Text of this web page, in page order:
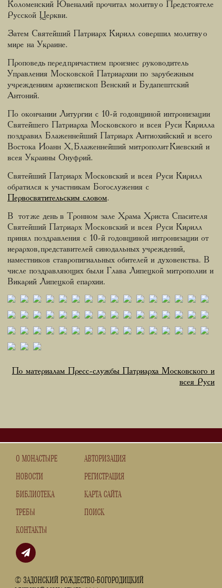
Коломенский Ювеналий прочитал молитву о Предстоятеле
Русской Церкви.
Затем Святейший Патриарх Кирилл совершил молитву о
мире на Украине.
Проповедь перед причастием произнес руководитель
Управления Московской Патриархии по зарубежным
учреждениям архиепископ Венский и Будапештский
Антоний.
По окончании Литургии с 10-й годовщиной интронизации
Святейшего Патриарха Московского и всея Руси Кирилла
поздравил Блаженнейший Патриарх Антиохийский и всего
Востока Иоанн X, Блаженнейший митрополит Киевский и
всея Украины Онуфрий.
Святейший Патриарх Московский и всея Руси Кирилл
обратился к участникам Богослужения с
Первосвятительским словом.
В тот же день в Тронном зале Храма Христа Спасителя
Святейший Патриарх Московский и всея Руси Кирилл
принял поздравления с 10-й годовщиной интронизации от
иерархов, представителей синодальных учреждений,
наместников ставропигиальных обителей и духовенства. В
числе поздравляющих были Глава Липецкой митрополии и
Викарий Липецкой епархии.
По материалам Пресс-службы Патриарха Московского и
всея Руси
О МОНАСТЫРЕ
НОВОСТИ
БИБЛИОТЕКА
ТРЕБЫ
КОНТАКТЫ
© ЗАДОНСКИЙ РОЖДЕСТВО-БОГОРОДИЦКИЙ
АВТОРИЗАЦИЯ
РЕГИСТРАЦИЯ
КАРТА САЙТА
ПОИСК